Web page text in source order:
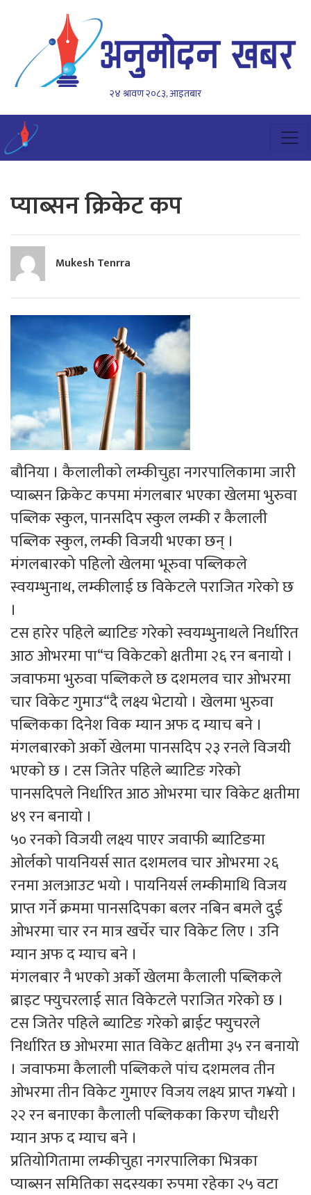
२४ श्रावण २०८३, आइतबार
प्याब्सन क्रिकेट कप
Mukesh Tenrra
बौनिया । कैलालीको लम्कीचुहा नगरपालिकामा जारी
प्याब्सन क्रिकेट कपमा मंगलबार भएका खेलमा भुरुवा
पब्लिक स्कुल, पानसदिप स्कुल लम्की र कैलाली
पब्लिक स्कुल, लम्की विजयी भएका छन् ।
मंगलबारको पहिलो खेलमा भूरुवा पब्लिकले
स्वयम्भुनाथ, लम्कीलाई छ विकेटले पराजित गरेको छ
।
टस हारेर पहिले ब्याटिङ गरेको स्वयम्भुनाथले निर्धारित
आठ ओभरमा पा“च विकेटको क्षतीमा २६ रन बनायो ।
जवाफमा भुरुवा पब्लिकले छ दशमलव चार ओभरमा
चार विकेट गुमाउ“दै लक्ष्य भेटायो । खेलमा भुरुवा
पब्लिकका दिनेश विक म्यान अफ द म्याच बने ।
मंगलबारको अर्को खेलमा पानसदिप २३ रनले विजयी
भएको छ । टस जितेर पहिले ब्याटिङ गरेको
पानसदिपले निर्धारित आठ ओभरमा चार विकेट क्षतीमा
४९ रन बनायो ।
५० रनको विजयी लक्ष्य पाएर जवाफी ब्याटिङमा
ओर्लको पायनियर्स सात दशमलव चार ओभरमा २६
रनमा अलआउट भयो । पायनियर्स लम्कीमाथि विजय
प्राप्त गर्ने क्रममा पानसदिपका बलर नबिन बमले दुई
ओभरमा चार रन मात्र खर्चेर चार विकेट लिए । उनि
म्यान अफ द म्याच बने ।
मंगलबार नै भएको अर्को खेलमा कैलाली पब्लिकले
ब्राइट फ्युचरलाई सात विकेटले पराजित गरेको छ ।
टस जितेर पहिले ब्याटिङ गरेको ब्राईट फ्युचरले
निर्धारित छ ओभरमा सात विकेट क्षतीमा ३५ रन बनायो
। जवाफमा कैलाली पब्लिकले पांच दशमलव तीन
ओभरमा तीन विकेट गुमाएर विजय लक्ष्य प्राप्त ग¥यो ।
२२ रन बनाएका कैलाली पब्लिकका किरण चौधरी
म्यान अफ द म्याच बने ।
प्रतियोगितामा लम्कीचुहा नगरपालिका भित्रका
प्याब्सन समितिका सदस्यका रुपमा रहेका २५ वटा